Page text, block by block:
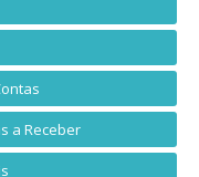
a Receber